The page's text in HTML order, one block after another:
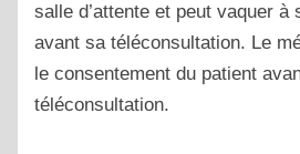
salle d’attente et peut vaquer à
avant sa téléconsultation. Le
le consentement du patient
téléconsultation.